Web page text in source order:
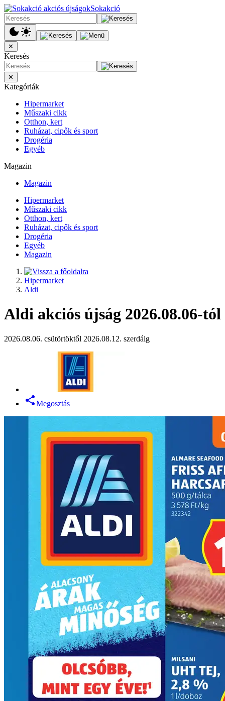
Sokakció
✕
Keresés
✕
Kategóriák
Hipermarket
Műszaki cikk
Otthon, kert
Ruházat, cipők és sport
Drogéria
Egyéb
Magazin
Magazin
Hipermarket
Műszaki cikk
Otthon, kert
Ruházat, cipők és sport
Drogéria
Egyéb
Magazin
Hipermarket
Aldi
Aldi akciós újság 2026.08.06-tól
2026.08.06. csütörtöktől 2026.08.12. szerdáig
Megosztás